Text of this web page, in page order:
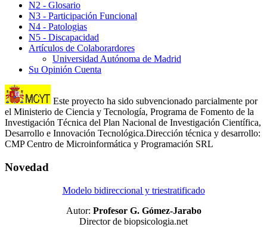
N2 - Glosario
N3 - Participación Funcional
N4 - Patologias
N5 - Discapacidad
Artículos de Colaborardores
Universidad Autónoma de Madrid
Su Opinión Cuenta
Este proyecto ha sido subvencionado parcialmente por
el Ministerio de Ciencia y Tecnología, Programa de Fomento de la
Investigación Técnica del Plan Nacional de Investigación Científica,
Desarrollo e Innovación Tecnológica.Dirección técnica y desarrollo:
CMP Centro de Microinformática y Programación SRL
Novedad
Modelo bidireccional y triestratificado
Autor: Profesor G. Gómez-Jarabo
Director de biopsicologia.net